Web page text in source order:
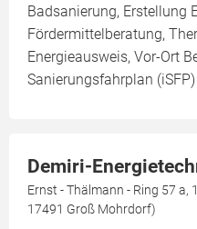
Badsanierung, Erstellung
Fördermittelberatung,
Energieausweis, Vor-Ort
Sanierungsfahrplan (iSFP)
Demiri-
Ernst - Thälmann - Ring 57
17491 Groß Mohrdorf)